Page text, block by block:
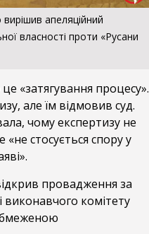
апеляційний
власності проти «Русани
«затягування процесу».
але їм відмовив суд.
чому експертизу не
«не стосується спору у
провадження за
виконавчого комітету